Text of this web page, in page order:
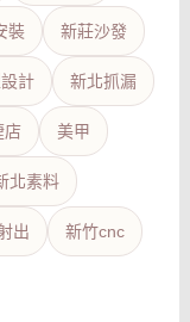
裝 新莊沙發
計 新北抓漏
店 美甲
北素料
出 新竹cnc